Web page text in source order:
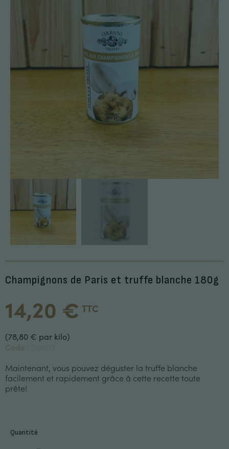
Champignons de Paris et truffe blanche 180g
14,20 € TTC
(78,80 € par kilo)
Maintenant, vous pouvez déguster la truffe blanche
facilement et rapidement grâce â cette recette toute
prête!
Quantité